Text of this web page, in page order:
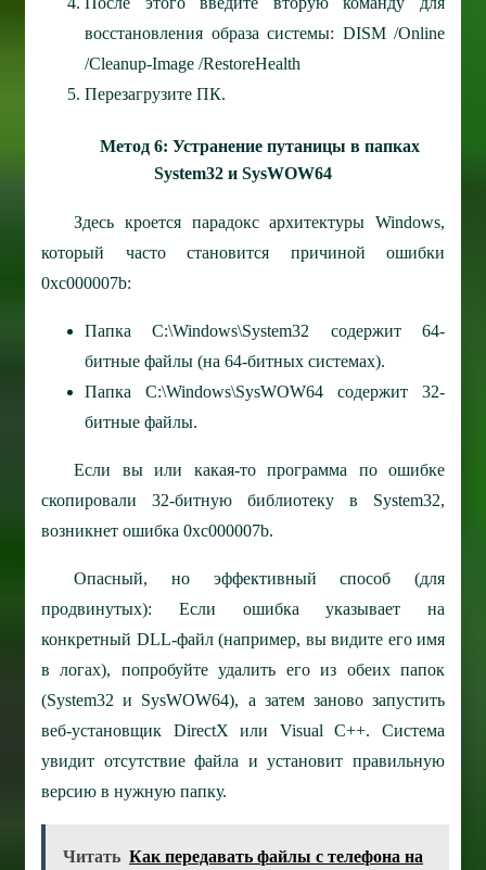
восстановления образа системы: DISM /Online
/Cleanup-Image /RestoreHealth
Перезагрузите ПК.
Метод 6: Устранение путаницы в папках
System32 и SysWOW64
Здесь кроется парадокс архитектуры Windows,
который часто становится причиной ошибки
0xc000007b:
Папка C:\Windows\System32 содержит 64-
битные файлы (на 64-битных системах).
Папка C:\Windows\SysWOW64 содержит 32-
битные файлы.
Если вы или какая-то программа по ошибке
скопировали 32-битную библиотеку в System32,
возникнет ошибка 0xc000007b.
Опасный, но эффективный способ (для
продвинутых): Если ошибка указывает на
конкретный DLL-файл (например, вы видите его имя
в логах), попробуйте удалить его из обеих папок
(System32 и SysWOW64), а затем заново запустить
веб-установщик DirectX или Visual C++. Система
увидит отсутствие файла и установит правильную
версию в нужную папку.
Читать Как передавать файлы с телефона на